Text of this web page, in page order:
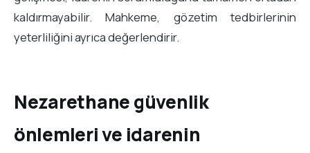
kaldırmayabilir. Mahkeme, gözetim tedbirlerinin
yeterliliğini ayrıca değerlendirir.
Nezarethane güvenlik
önlemleri ve idarenin